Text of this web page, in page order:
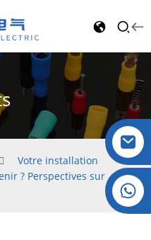
19032081821
Votre installation
? Perspectives sur